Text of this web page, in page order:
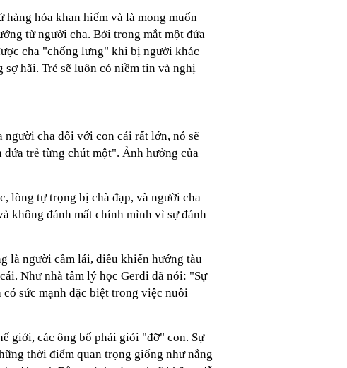
hàng hóa khan hiếm và là mong muốn
từ người cha. Bởi trong mắt một đứa
cha "chống lưng" khi bị người khác
sợ hãi. Trẻ sẽ luôn có niềm tin và nghị
cha đối với con cái rất lớn, nó sẽ
đứa trẻ từng chút một". Ảnh hưởng của
lòng tự trọng bị chà đạp, và người cha
không đánh mất chính mình vì sự đánh
là người cầm lái, điều khiển hướng tàu
Như nhà tâm lý học Gerdi đã nói: "Sự
sức mạnh đặc biệt trong việc nuôi
giới, các ông bố phải giỏi "đỡ" con. Sự
thời điểm quan trọng giống như nắng